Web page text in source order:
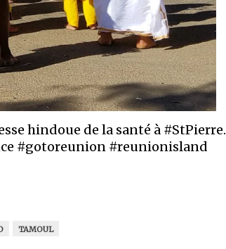
hindoue de la santé à #StPierre.
#gotoreunion #reunionisland
TAMOUL